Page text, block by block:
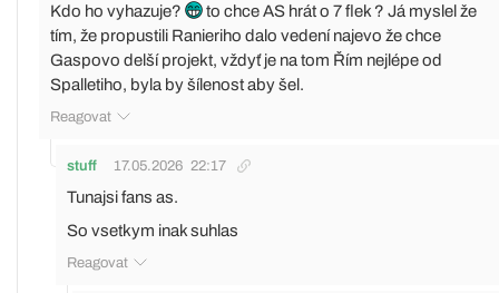
Kdo ho vyhazuje?
to chce AS hrát o 7 flek ? Já myslel že
tím, že propustili Ranieriho dalo vedení najevo že chce
Gaspovo delší projekt, vždyť je na tom Řím nejlépe od
Spalletiho, byla by šílenost aby šel.
Reagovat
stuff 17.05.2026 22:17
Tunajsi fans as.
So vsetkym inak suhlas
Reagovat